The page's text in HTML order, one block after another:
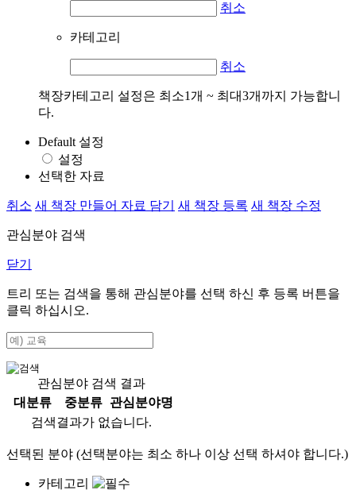
취소
카테고리
취소
책장카테고리 설정은 최소1개 ~ 최대3개까지 가능합니
다.
Default 설정
설정
선택한 자료
취소 새 책장 만들어 자료 담기 새 책장 등록 새 책장 수정
관심분야 검색
닫기
트리 또는 검색을 통해 관심분야를 선택 하신 후 등록 버튼을
클릭 하십시오.
관심분야 검색 결과
대분류
중분류
관심분야명
검색결과가 없습니다.
선택된 분야 (선택분야는 최소 하나 이상 선택 하셔야 합니다.)
카테고리